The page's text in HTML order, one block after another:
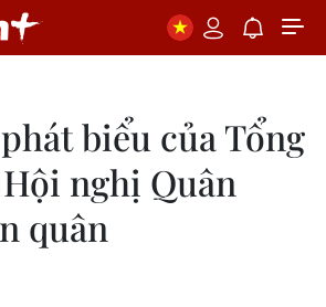
biểu của Tổng
nghị Quân
quân